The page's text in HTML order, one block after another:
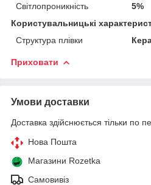
Світлопроникність
5%
Користувальницькі
Структура плівки
Приховати
Умови доставки
Доставка здійснюється тільки по
Нова Пошта
Магазини Rozetka
Самовивіз